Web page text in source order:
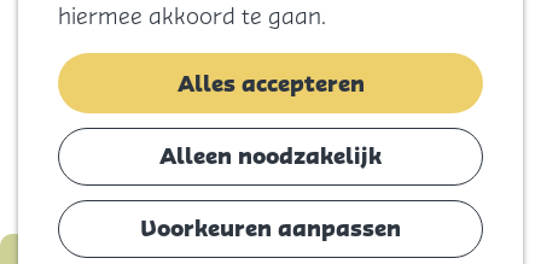
hiermee akkoord te gaan.
Alles accepteren
Alleen noodzakelijk
Voorkeuren aanpassen
Winkelen
Koningsdag
Blijf
Eten
Slapen